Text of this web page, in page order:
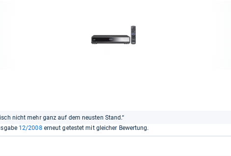
nicht mehr ganz auf dem neusten Stand.“
12/2008 erneut getestet mit gleicher Bewertung.